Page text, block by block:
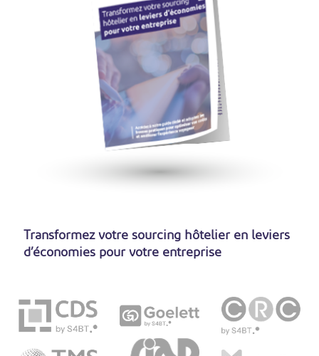
Transformez votre sourcing hôtelier en leviers
d’économies pour votre entreprise